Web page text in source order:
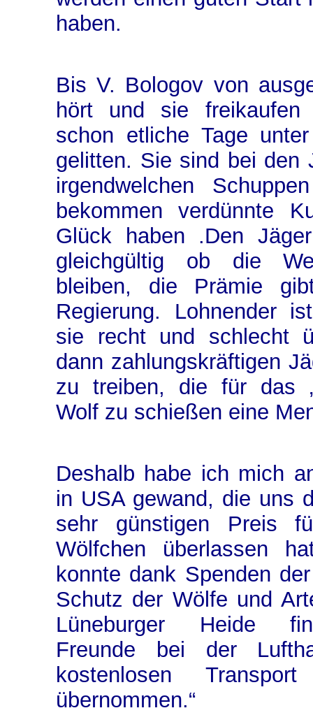
haben.
Bis V. Bologov von
hört und sie
schon etliche Tage
gelitten. Sie sind bei den
irgendwelchen
bekommen verdünnte
Glück haben .Den
gleichgültig ob die
bleiben, die Prämie
Regierung. Lohnender
sie recht und schlecht
dann zahlungskräftigen
zu treiben, die für das
Wolf zu schießen eine
Deshalb habe ich mich
in USA gewand, die uns
sehr günstigen Preis
Wölfchen
überlassen
konnte dank Spenden
Schutz der Wölfe und
Lüneburger Heide
Freunde bei der
kostenlosen
übernommen.“